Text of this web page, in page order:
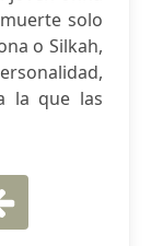
solo
o Silkah,
la que las